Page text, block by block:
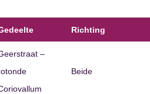
Richting
–
Beide